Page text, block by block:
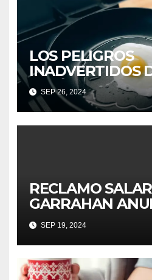
LOS PELIGROS
INADVERTIDOS
«QUÍMICOS PARA
EN PRODUCTOS
SEP 26, 2024
RECLAMO
GARRAHAN
DE 24 HORAS
SEP 19, 2024